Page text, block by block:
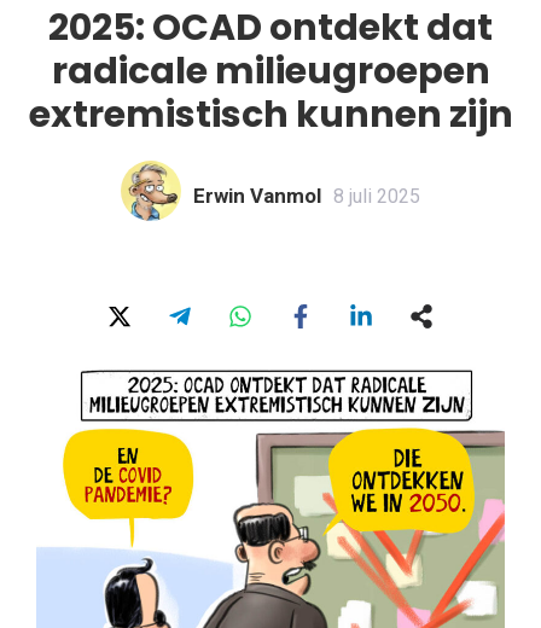
2025: OCAD ontdekt dat
radicale milieugroepen
extremistisch kunnen zijn
Erwin Vanmol 8 juli 2025